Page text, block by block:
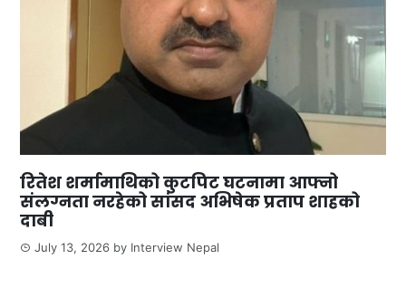
रितेश शर्मामाथिको कुटपिट घटनामा आफ्नो
संलग्नता नरहेको सांसद अभिषेक प्रताप शाहको
दाबी
July 13, 2026 by Interview Nepal